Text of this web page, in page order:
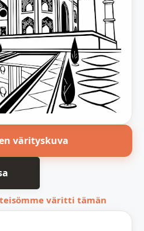
värityskuva
väritti tämän